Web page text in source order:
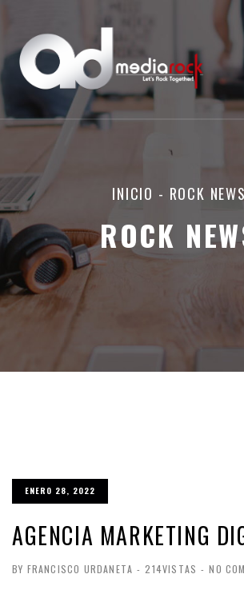
INICIO - ROCK NEWS
ROCK
ENERO 28, 2022
AGENCIA MARKETING
BY FRANCISCO URDANETA - 214VISTAS - NO